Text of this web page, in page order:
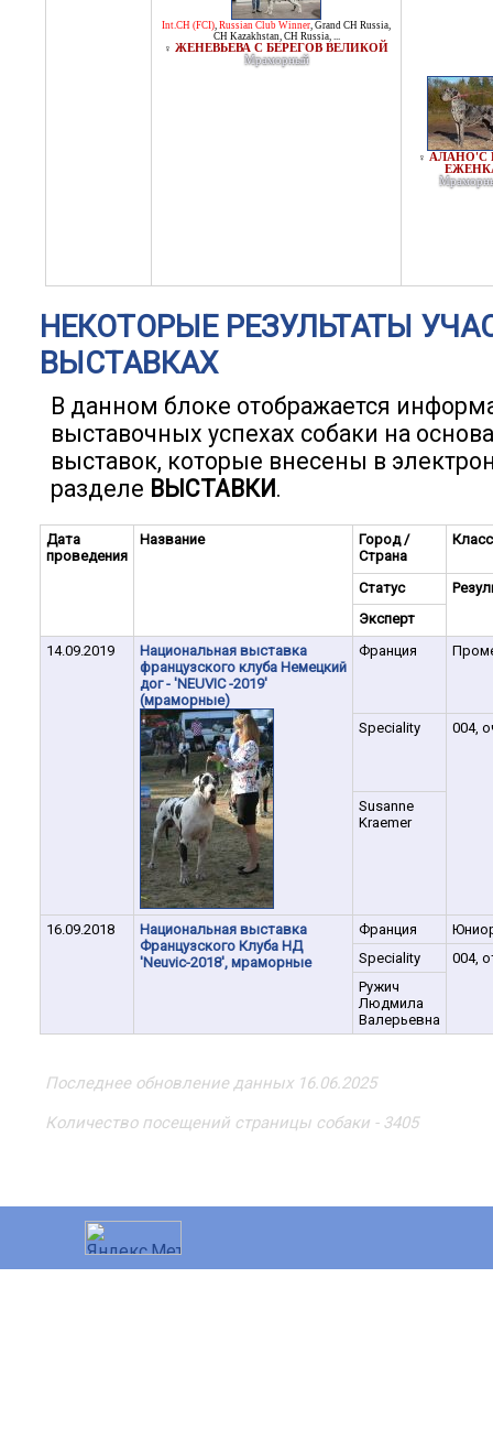
Int.CH (FCI), Russian Club Winner, Grand CH Russia,
CH Kazakhstan, CH Russia, ...
♀ ЖЕНЕВЬЕВА С БЕРЕГОВ ВЕЛИКОЙ
Мраморный
♀ АЛАНО'С
НЕКОТОРЫЕ РЕЗУЛЬТАТЫ
ВЫСТАВКАХ
В данном блоке отображается
выставочных успехах собаки на
выставок, которые внесены в
разделе ВЫСТАВКИ.
Дата
проведения
Название
Город /
Страна
Класс
Статус
Эксперт
14.09.2019
Национальная выставка
французского клуба Немецкий
дог - 'NEUVIC -2019'
(мраморные)
Франция
Speciality 004,
Susanne
Kraemer
16.09.2018
Национальная выставка
Французского Клуба НД
'Neuvic-2018', мраморные
Франция
Speciality
004,
Ружич
Людмила
Валерьевна
Последнее обновление данных 16.06.2025
Количество посещений страницы собаки - 3405